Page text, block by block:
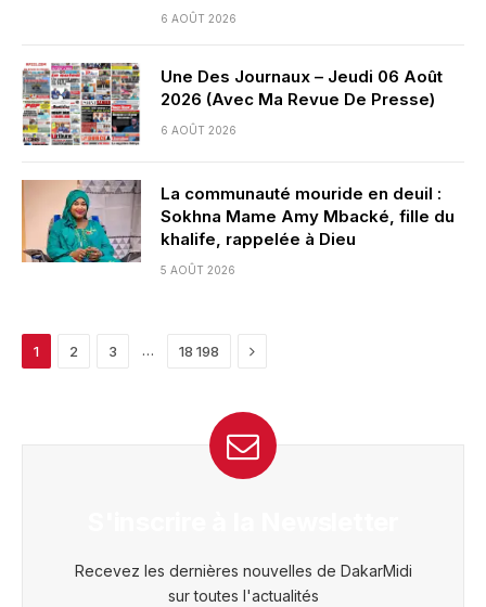
6 AOÛT 2026
Une Des Journaux – Jeudi 06 Août
2026 (Avec Ma Revue De Presse)
6 AOÛT 2026
La communauté mouride en deuil :
Sokhna Mame Amy Mbacké, fille du
khalife, rappelée à Dieu
5 AOÛT 2026
1 2 3 … 18 198 Next
Recevez les dernières nouvelles de DakarMidi
sur toutes l'actualités